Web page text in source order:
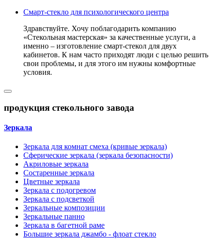
Смарт-стекло для психологического центра
Здравствуйте. Хочу поблагодарить компанию
«Стекольная мастерская» за качественные услуги, а
именно – изготовление смарт-стекол для двух
кабинетов. К нам часто приходят люди с целью решить
свои проблемы, и для этого им нужны комфортные
условия.
продукция стекольного завода
Зеркала
Зеркала для комнат смеха (кривые зеркала)
Сферические зеркала (зеркала безопасности)
Акриловые зеркала
Состаренные зеркала
Цветные зеркала
Зеркала с подогревом
Зеркала с подсветкой
Зеркальные композиции
Зеркальные панно
Зеркала в багетной раме
Большие зеркала джамбо - флоат стекло